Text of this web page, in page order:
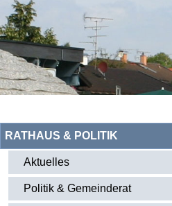
RATHAUS & POLITIK
Aktuelles
Politik & Gemeinderat